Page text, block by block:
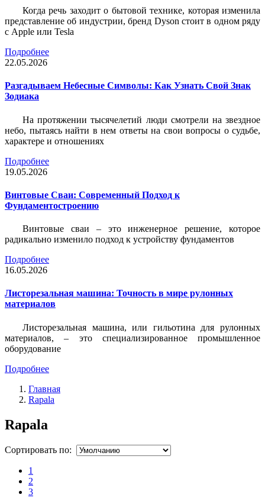
Когда речь заходит о бытовой технике, которая изменила
представление об индустрии, бренд Dyson стоит в одном ряду
с Apple или Tesla
Подробнее
22.05.2026
Разгадываем Небесные Символы: Как Узнать Свой Знак
Зодиака
На протяжении тысячелетий люди смотрели на звездное
небо, пытаясь найти в нем ответы на свои вопросы о судьбе,
характере и отношениях
Подробнее
19.05.2026
Винтовые Сваи: Современный Подход к
Фундаментостроению
Винтовые сваи – это инженерное решение, которое
радикально изменило подход к устройству фундаментов
Подробнее
16.05.2026
Листорезальная машина: Точность в мире рулонных
материалов
Листорезальная машина, или гильотина для рулонных
материалов, – это специализированное промышленное
оборудование
Подробнее
Главная
Rapala
Rapala
Сортировать по:
1
2
3